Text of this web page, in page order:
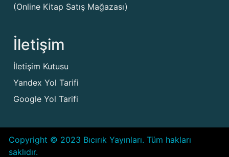
(Online Kitap Satış Mağazası)
İletişim
İletişim Kutusu
Yandex Yol Tarifi
Google Yol Tarifi
Copyright © 2023 Bıcırık Yayınları. Tüm hakları
saklıdır.